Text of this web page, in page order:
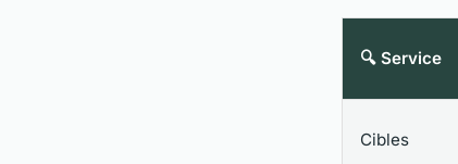
🔍 Service
Cibles